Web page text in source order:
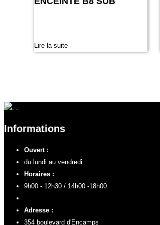
Lire la suite
Informations
Ouvert :
du lundi au vendredi
Horaires :
9h00 - 12h30 / 14h00 -18h00
Adresse :
354 boulevard d'Encamps